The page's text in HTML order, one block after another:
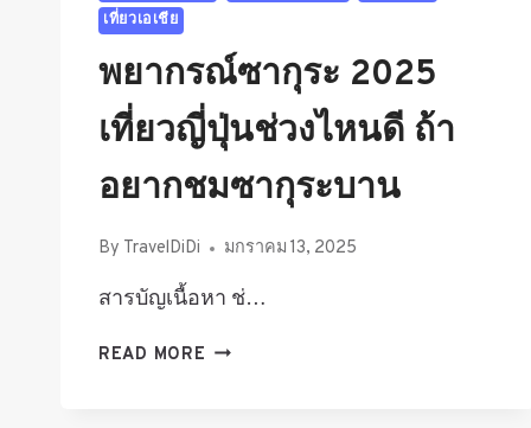
เที่ยวเอเชีย
พยากรณ์ซากุระ 2025
เที่ยวญี่ปุ่นช่วงไหนดี ถ้า
อยากชมซากุระบาน
By TravelDiDi มกราคม 13, 2025
สารบัญเนื้อหา ช่…
READ MORE พยากรณ์